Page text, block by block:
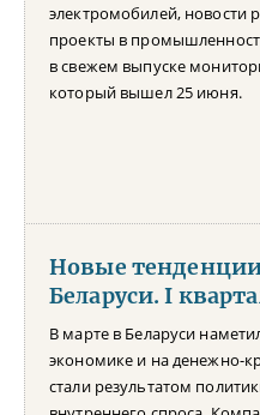
электромобилей, новости
проекты в
в свежем выпуске
который вышел 25 июня.
Новые
Беларуси. I
В марте в Беларуси
экономике и на денежно-
стали результатом